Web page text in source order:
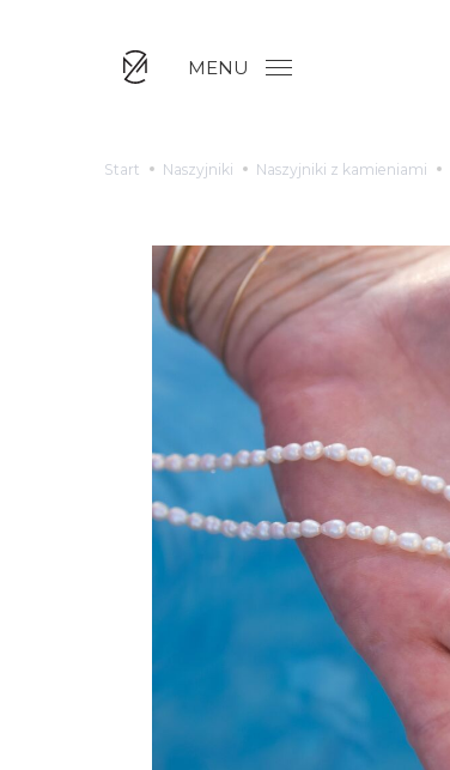
MENU
Start Naszyjniki Naszyjniki z kamieniami